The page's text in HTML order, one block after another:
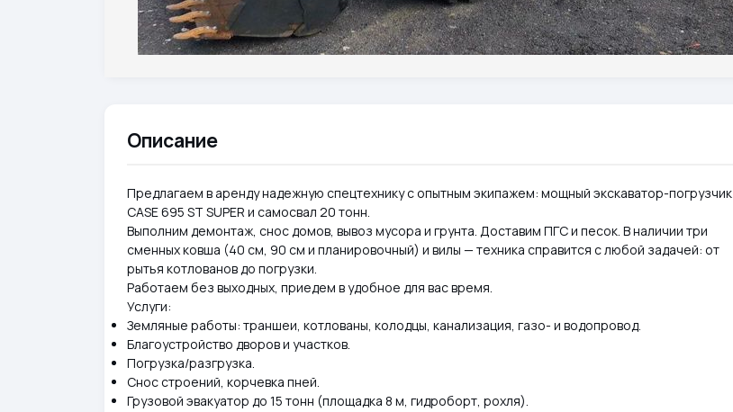
Описание
Предлагаем в аренду надежную спецтехнику с опытным экипажем: мощный экскаватор-погрузчик
CASE 695 ST SUPER и самосвал 20 тонн.
Выполним демонтаж, снос домов, вывоз мусора и грунта. Доставим ПГС и песок. В наличии три
сменных ковша (40 см, 90 см и планировочный) и вилы — техника справится с любой задачей: от
рытья котлованов до погрузки.
Работаем без выходных, приедем в удобное для вас время.
Услуги:
Земляные работы: траншеи, котлованы, колодцы, канализация, газо- и водопровод.
Благоустройство дворов и участков.
Погрузка/разгрузка.
Снос строений, корчевка пней.
Грузовой эвакуатор до 15 тонн (площадка 8 м, гидроборт, рохля).